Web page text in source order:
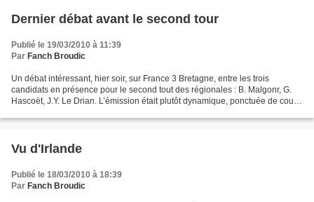
Dernier débat avant le second tour
Publié le 19/03/2010 à 11:39
Par Fanch Broudic
Un débat intéressant, hier soir, sur France 3 Bretagne, entre les trois
candidats en présence pour le second tout des régionales : B. Malgonr, G.
Hascoët, J.Y. Le Drian. L’émission était plutôt dynamique, ponctuée de courts
Vu d'Irlande
Publié le 18/03/2010 à 18:39
Par Fanch Broudic